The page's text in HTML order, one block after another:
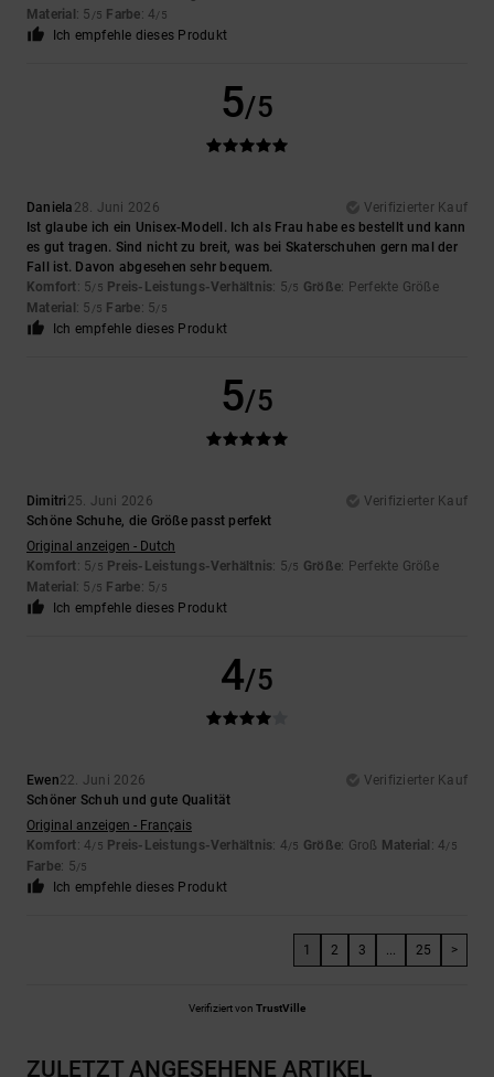
Material : 5 /5 Farbe: 4/5
Ich empfehle dieses Produkt
5/5
Daniela 28. Juni 2026
Verifizierter Kauf
Ist glaube ich ein Unisex-Modell. Ich als Frau habe es bestellt und kann
es gut tragen. Sind nicht zu breit, was bei Skaterschuhen gern mal der
Fall ist. Davon abgesehen sehr bequem.
Komfort: 5/5 Preis-Leistungs-Verhältnis: 5/5 Größe: Perfekte Größe
Material : 5 /5 Farbe: 5/5
Ich empfehle dieses Produkt
5/5
Dimitri 25. Juni 2026
Verifizierter Kauf
Schöne Schuhe, die Größe passt perfekt
Original anzeigen - Dutch
Komfort: 5/5 Preis-Leistungs-Verhältnis: 5/5 Größe: Perfekte Größe
Material : 5 /5 Farbe: 5/5
Ich empfehle dieses Produkt
4/5
Ewen22. Juni 2026
Verifizierter Kauf
Schöner Schuh und gute Qualität
Original anzeigen - Français
Komfort: 4/5 Preis-Leistungs-Verhältnis: 4/5 Größe: Groß Material : 4/5
Farbe: 5/5
Ich empfehle dieses Produkt
1 2 3 ... 25 >
Verifiziert von TrustVille
ZULETZT ANGESEHENE ARTIKEL